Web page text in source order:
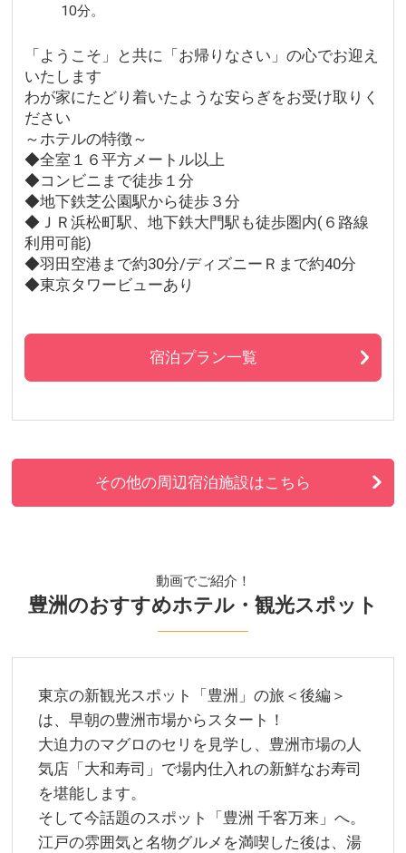
10分。
「ようこそ」と共に「お帰りなさい」の心でお迎え
いたします
わが家にたどり着いたような安らぎをお受け取りく
ださい
～ホテルの特徴～
◆全室１６平方メートル以上
◆コンビニまで徒歩１分
◆地下鉄芝公園駅から徒歩３分
◆ＪＲ浜松町駅、地下鉄大門駅も徒歩圏内(６路線
利用可能)
◆羽田空港まで約30分/ディズニーＲまで約40分
◆東京タワービューあり
宿泊プラン一覧
その他の周辺宿泊施設はこちら
動画でご紹介！
豊洲のおすすめホテル・観光スポット
東京の新観光スポット「豊洲」の旅＜後編＞
は、早朝の豊洲市場からスタート！
大迫力のマグロのセリを見学し、豊洲市場の人
気店「大和寿司」で場内仕入れの新鮮なお寿司
を堪能します。
そして今話題のスポット「豊洲 千客万来」へ。
江戸の雰囲気と名物グルメを満喫した後は、湯